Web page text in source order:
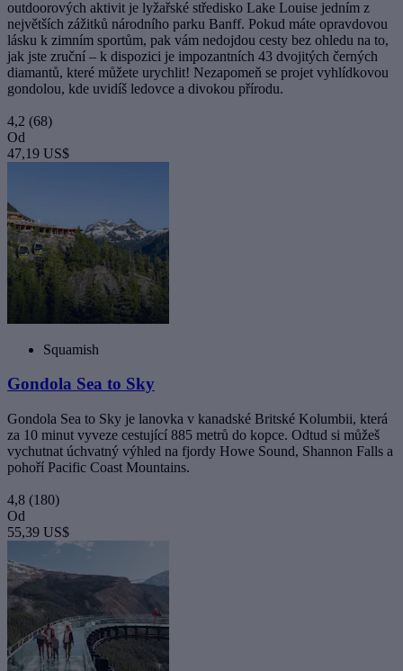
outdoorových aktivit je lyžařské středisko Lake Louise jedním z
největších zážitků národního parku Banff. Pokud máte opravdovou
lásku k zimním sportům, pak vám nedojdou cesty bez ohledu na to,
jak jste zruční – k dispozici je impozantních 43 dvojitých černých
diamantů, které můžete urychlit! Nezapomeň se projet vyhlídkovou
gondolou, kde uvidíš ledovce a divokou přírodu.
4,2 (68)
Od
47,19 US$
Squamish
Gondola Sea to Sky
Gondola Sea to Sky je lanovka v kanadské Britské Kolumbii, která
za 10 minut vyveze cestující 885 metrů do kopce. Odtud si můžeš
vychutnat úchvatný výhled na fjordy Howe Sound, Shannon Falls a
pohoří Pacific Coast Mountains.
4,8 (180)
Od
55,39 US$